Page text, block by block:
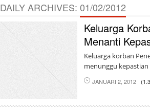
DAILY ARCHIVES: 01/02/2012
Keluarga
Menanti
Keluarga korban
menunggu
JANUARI 2, 2012